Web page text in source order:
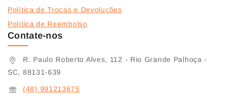
Política de Trocas e Devoluções
Política de Reembolso
Contate-nos
R. Paulo Roberto Alves, 112 - Rio Grande Palhoça -
SC, 88131-639
(48) 991213675